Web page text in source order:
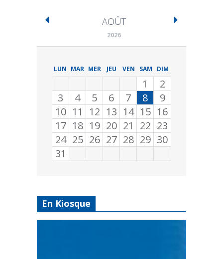
AOÛT
2026
LUN MAR MER JEU VEN SAM DIM
1
2
3
4 5 6 7 8
9
10 11 12 13 14 15 16
17 18 19 20 21 22 23
24 25 26 27 28 29 30
31
En Kiosque